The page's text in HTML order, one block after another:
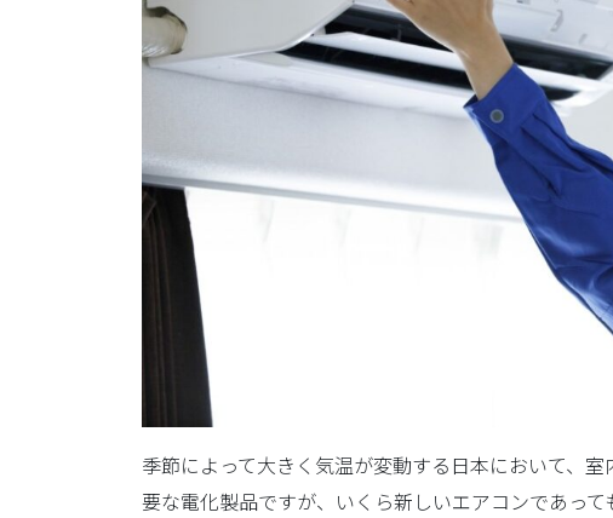
季節によって大きく気温が変動する日本において、
要な電化製品ですが、いくら新しいエアコンであって